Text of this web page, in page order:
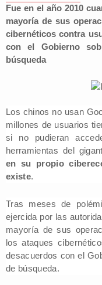
Fue en el año 2010
mayoría de sus
cibernéticos contra
con el Gobierno
búsqueda
Los chinos no usan
millones de usuarios
si no pudieran
herramientas del
en su propio
existe.
Tras meses de
ejercida por las
mayoría de sus
los ataques
desacuerdos con el
de búsqueda.
Mundo
Nacional